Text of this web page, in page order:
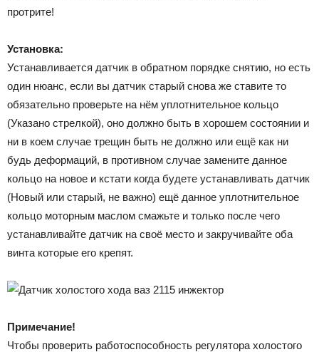
протрите!
Установка:
Устанавливается датчик в обратном порядке снятию, но есть
один нюанс, если вы датчик старый снова же ставите то
обязательно проверьте на нём уплотнительное кольцо
(Указано стрелкой), оно должно быть в хорошем состоянии и
ни в коем случае трещин быть не должно или ещё как ни
будь деформаций, в противном случае замените данное
кольцо на новое и кстати когда будете устанавливать датчик
(Новый или старый, не важно) ещё данное уплотнительное
кольцо моторным маслом смажьте и только после чего
устанавливайте датчик на своё место и закручивайте оба
винта которые его крепят.
Примечание!
Чтобы проверить работоспособность регулятора холостого